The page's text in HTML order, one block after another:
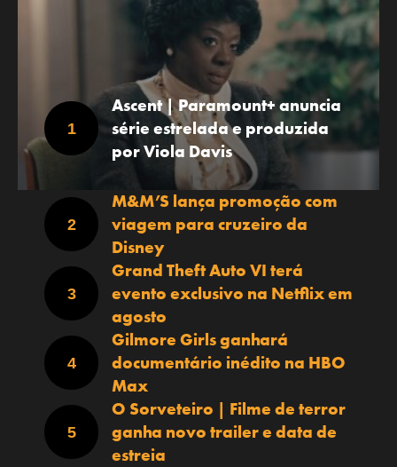
Ascent | Paramount+ anuncia
série estrelada e produzida
por Viola Davis
M&M’S lança promoção com
viagem para cruzeiro da
Disney
Grand Theft Auto VI terá
evento exclusivo na Netflix em
agosto
Gilmore Girls ganhará
documentário inédito na HBO
Max
O Sorveteiro | Filme de terror
ganha novo trailer e data de
estreia